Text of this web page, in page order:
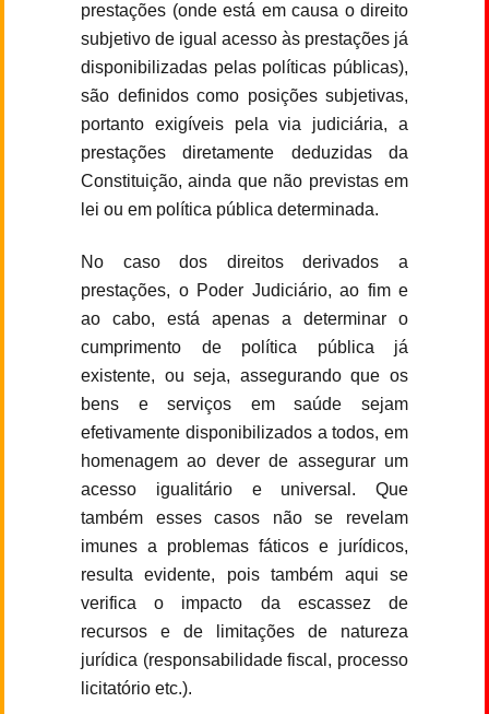
prestações (onde está em causa o direito
subjetivo de igual acesso às prestações já
disponibilizadas pelas políticas públicas),
são definidos como posições subjetivas,
portanto exigíveis pela via judiciária, a
prestações diretamente deduzidas da
Constituição, ainda que não previstas em
lei ou em política pública determinada.
No caso dos direitos derivados a
prestações, o Poder Judiciário, ao fim e
ao cabo, está apenas a determinar o
cumprimento de política pública já
existente, ou seja, assegurando que os
bens e serviços em saúde sejam
efetivamente disponibilizados a todos, em
homenagem ao dever de assegurar um
acesso igualitário e universal. Que
também esses casos não se revelam
imunes a problemas fáticos e jurídicos,
resulta evidente, pois também aqui se
verifica o impacto da escassez de
recursos e de limitações de natureza
jurídica (responsabilidade fiscal, processo
licitatório etc.).